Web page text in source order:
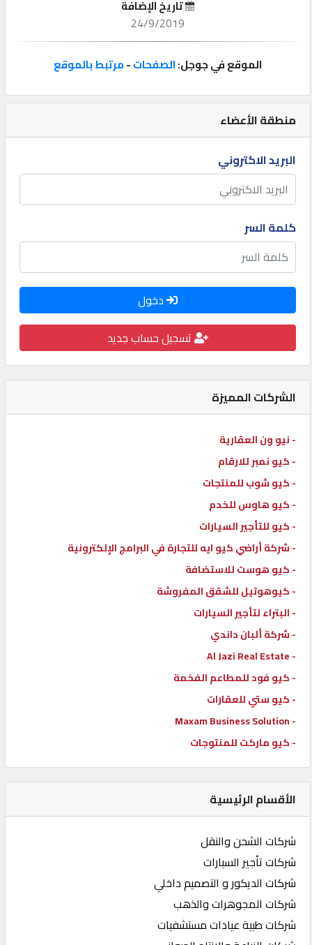
إتصل
إعلانات
المنتدى
كيو
مزاد
كيو
نمبر
كارز
كيو
ماركت
الدليل
القطري
POWERED
QHOST
منطقة الأعضاء
البريد الاكتروني
كلمة السر
دخول
تسجيل حساب جديد
الشركات المميزة
- نيو ون العقارية
- كيو نمبر للارقام
- كيو شوب للمنتجات
- كيو هاوس للخدم
- كيو للتأجير السيارات
- شركة أراضي كيو ايه للتجارة في البرامج الإلكترونية
- كيو هوست للاستضافة
- كيوهوتيل للشقق المفروشة
- البتراء لتأجير السيارات
- شركة ألبان داندي
- Al Jazi Real Estate
- كيو فود للمطاعم الفخمة
- كيو ستي للعقارات
- Maxam Business Solution
- كيو ماركت للمنتوجات
الأقسام الرئيسية
شركات الشحن والنقل
شركات تأجير السيارات
شركات الديكور و التصميم داخلي
شركات المجوهرات والذهب
شركات طبية عيادات مستشفيات
تاريخ الإضافة
24/9/2019
الموقع في جوجل:الصفحات-مرتبط بالموقع